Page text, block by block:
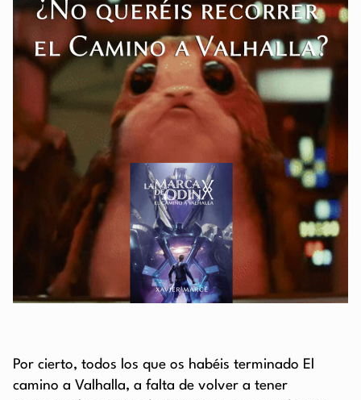
Por cierto, todos los que os habéis terminado El
camino a Valhalla, a falta de volver a tener